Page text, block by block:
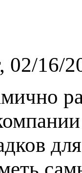
02/16/